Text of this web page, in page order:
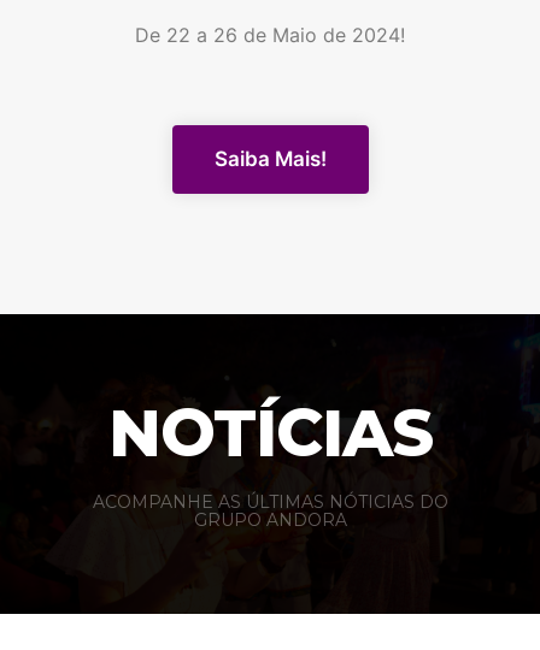
De 22 a 26 de Maio de 2024!
Saiba Mais!
NOTÍCIAS
ACOMPANHE AS ÚLTIMAS NÓTICIAS DO
GRUPO ANDORA